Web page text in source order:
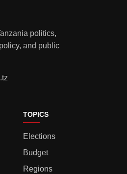
politics,
and public
TOPICS
Elections
Budget
Regions